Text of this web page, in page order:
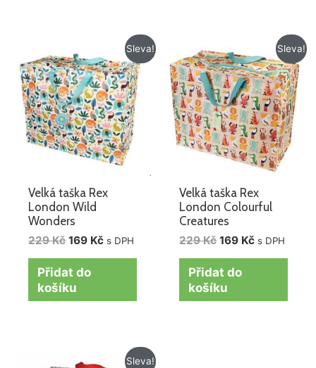
Sleva!
Velká taška Rex
London Wild
Wonders
229Kč
cena
byla:
229 Kč.
169 Kč
Aktuální
cena
je:
169 Kč.
s DPH
Přidat do
košíku
Sleva!
Velká taška Rex
London Colourful
Creatures
229Kč
cena
byla:
229 Kč.
169 Kč
Aktuální
cena
je:
169 Kč.
s DPH
Přidat do
košíku
Sleva!
Aktuální